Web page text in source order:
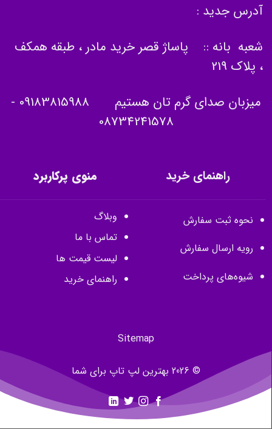
آدرس جدید :
شعبه بانه :: پاساژ قصر خرید مادر ، طبقه همکف
، پلاک 219
میزبان صدای گرم تان هستیم 09183815988
-
08734241578
راهنمای خرید
نحوه ثبت سفارش
رویه ارسال سفارش
شیوه‌های پرداخت
منوی پرکاربرد
وبلاگ
تماس با ما
لیست قیمت ها
راهنمای خرید
Sitemap
© 2026 بهترین لپ تاپ برای شما